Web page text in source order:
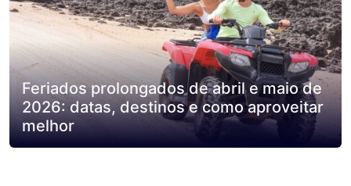
Feriados prolongados de abril e maio de
2026: datas, destinos e como aproveitar
melhor